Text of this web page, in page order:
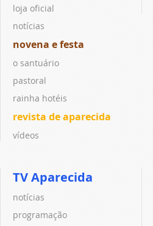
loja oficial
notícias
novena e festa
o santuário
pastoral
rainha hotéis
revista de aparecida
vídeos
TV Aparecida
notícias
programação